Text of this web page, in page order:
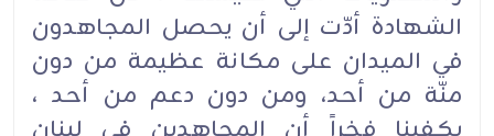
الشهادة أدّت إلى أن يحصل المجاهدون
في الميدان على مكانة عظيمة من دون
منّة من أحد، ومن دون دعم من أحد ،